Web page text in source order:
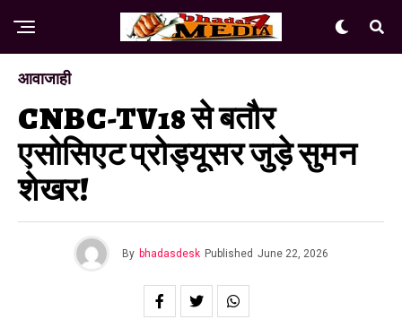
आवाजाही
CNBC-TV18 से बतौर
एसोसिएट प्रोड्यूसर जुड़े सुमन
शेखर!
By bhadasdesk Published June 22, 2026